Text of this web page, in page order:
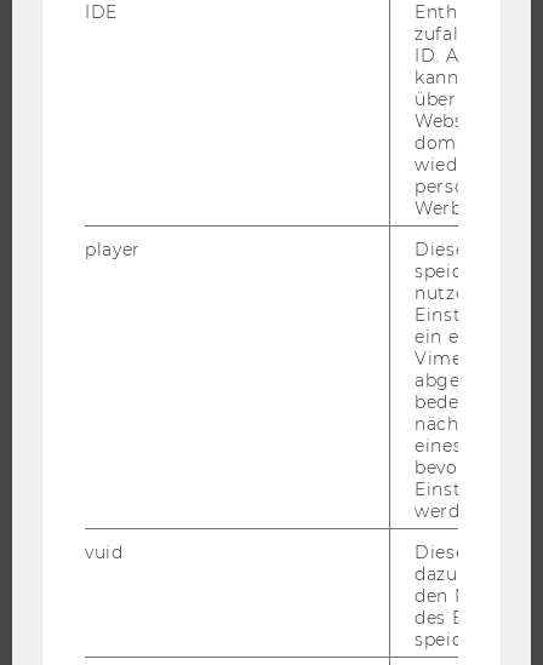
JOBPORTAL
RESEARCH CAREER
WU COMMUNITY
IDE
Enthält eine
ID. Anhand
kann Google
über
Websites
Werbung
player
Dieses Cookie
speichert
ein
Vimeo-Video
abgespielt
bedeutet,
nächsten
eines Vimeo-
bevorzugten
werden.
vuid
Dieser
dazu
den
des
speichern.